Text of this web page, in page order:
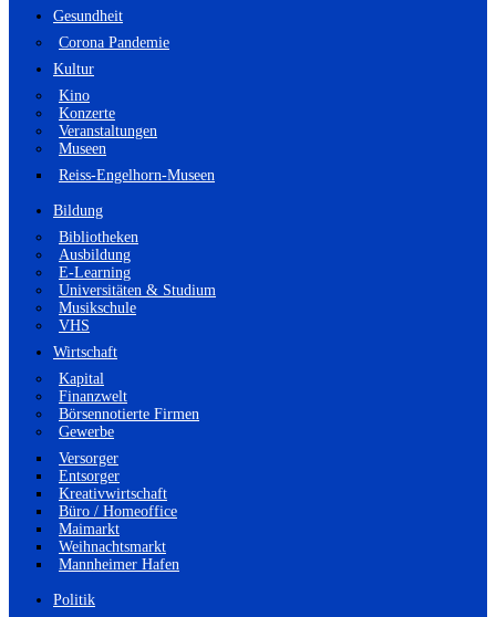
Gesundheit
Corona Pandemie
Kultur
Kino
Konzerte
Veranstaltungen
Museen
Reiss-Engelhorn-Museen
Bildung
Bibliotheken
Ausbildung
E-Learning
Universitäten & Studium
Musikschule
VHS
Wirtschaft
Kapital
Finanzwelt
Börsennotierte Firmen
Gewerbe
Versorger
Entsorger
Kreativwirtschaft
Büro / Homeoffice
Maimarkt
Weihnachtsmarkt
Mannheimer Hafen
Politik